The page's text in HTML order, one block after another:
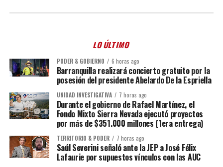
LO ÚLTIMO
PODER & GOBIERNO 6 horas ago
Barranquilla realizará concierto gratuito por la
posesión del presidente Abelardo De la Espriella
UNIDAD INVESTIGATIVA 7 horas ago
Durante el gobierno de Rafael Martínez, el
Fondo Mixto Sierra Nevada ejecutó proyectos
por más de $351.000 millones (1era entrega)
TERRITORIO & PODER 7 horas ago
Saúl Severini señaló ante la JEP a José Félix
Lafaurie por supuestos vínculos con las AUC